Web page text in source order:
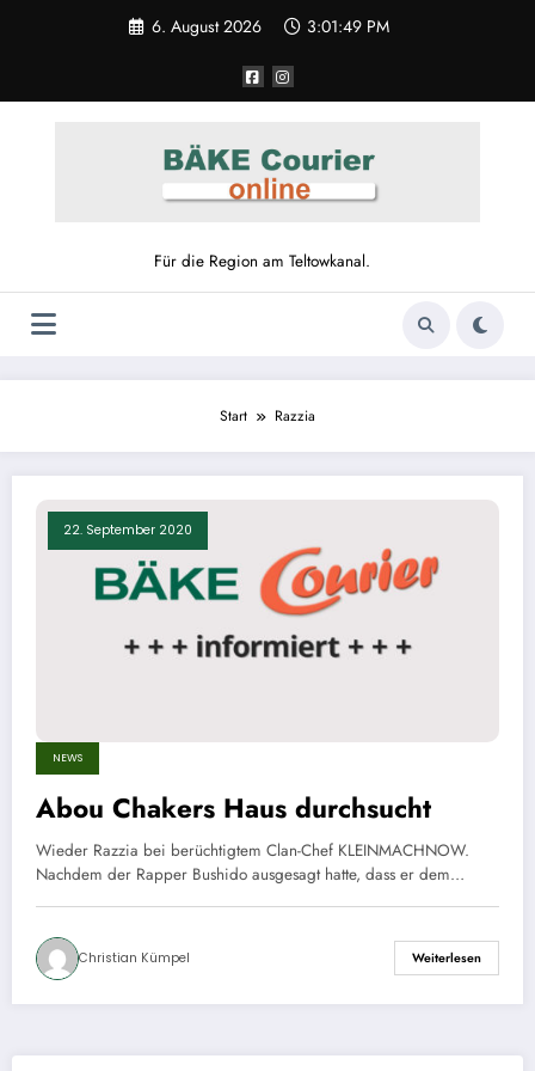
6. August 2026 3:01:49 PM
Für die Region am Teltowkanal.
Start Razzia
22. September 2020
NEWS
Abou Chakers Haus durchsucht
Wieder Razzia bei berüchtigtem Clan-Chef KLEINMACHNOW.
Nachdem der Rapper Bushido ausgesagt hatte, dass er dem…
Christian Kümpel Weiterlesen